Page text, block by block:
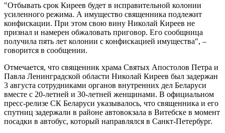
"Отбывать срок Киреев будет в исправительной колонии
усиленного режима. А имущество священника подлежит
конфискации. При этом свою вину Николай Киреев не
признал и намерен обжаловать приговор. Его сообщница
получила пять лет колонии с конфискацией имущества", –
говорится в сообщении.
Отмечается, что священник храма Святых Апостолов Петра и
Павла Ленинградской области Николай Киреев был задержан
3 августа сотрудниками органов внутренних дел Беларуси
вместе с 20-летней и 30-летней женщинами. В официальном
пресс-релизе СК Беларуси указывалось, что священника и его
спутниц задержали в районе автовокзала в Витебске в момент
посадки в автобус, который направлялся в Санкт-Петербург.